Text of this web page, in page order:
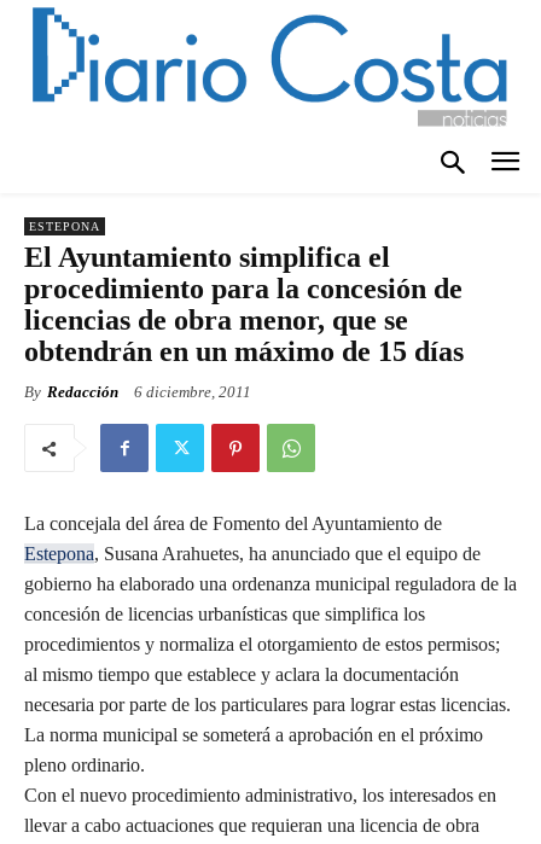
ESTEPONA
El Ayuntamiento simplifica el
procedimiento para la concesión de
licencias de obra menor, que se
obtendrán en un máximo de 15 días
By Redacción 6 diciembre, 2011
La concejala del área de Fomento del Ayuntamiento de
Estepona, Susana Arahuetes, ha anunciado que el equipo de
gobierno ha elaborado una ordenanza municipal reguladora de la
concesión de licencias urbanísticas que simplifica los
procedimientos y normaliza el otorgamiento de estos permisos;
al mismo tiempo que establece y aclara la documentación
necesaria por parte de los particulares para lograr estas licencias.
La norma municipal se someterá a aprobación en el próximo
pleno ordinario.
Con el nuevo procedimiento administrativo, los interesados en
llevar a cabo actuaciones que requieran una licencia de obra